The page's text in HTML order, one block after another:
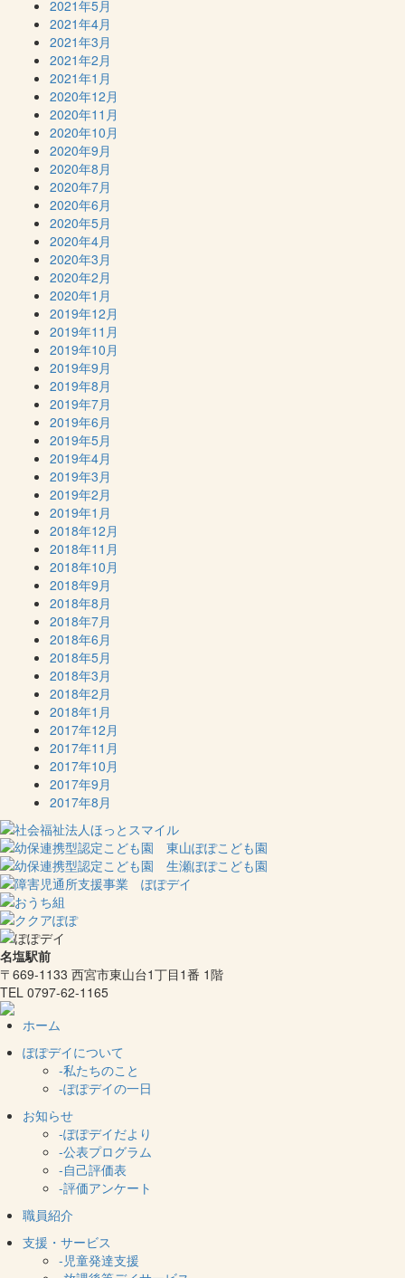
2021年5月
2021年4月
2021年3月
2021年2月
2021年1月
2020年12月
2020年11月
2020年10月
2020年9月
2020年8月
2020年7月
2020年6月
2020年5月
2020年4月
2020年3月
2020年2月
2020年1月
2019年12月
2019年11月
2019年10月
2019年9月
2019年8月
2019年7月
2019年6月
2019年5月
2019年4月
2019年3月
2019年2月
2019年1月
2018年12月
2018年11月
2018年10月
2018年9月
2018年8月
2018年7月
2018年6月
2018年5月
2018年3月
2018年2月
2018年1月
2017年12月
2017年11月
2017年10月
2017年9月
2017年8月
名塩駅前
〒669-1133 西宮市東山台1丁目1番 1階
TEL 0797-62-1165
ホーム
ぽぽデイについて
-私たちのこと
-ぽぽデイの一日
お知らせ
-ぽぽデイだより
-公表プログラム
-自己評価表
-評価アンケート
職員紹介
支援・サービス
-児童発達支援